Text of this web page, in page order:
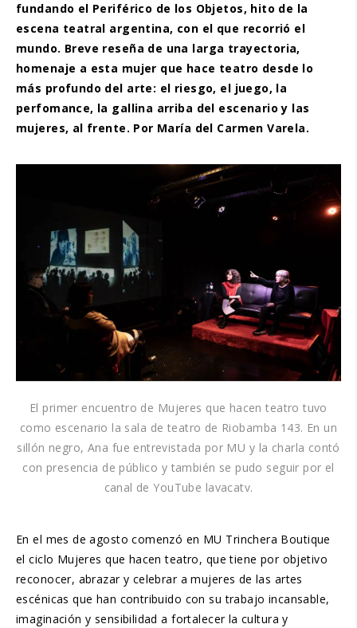
fundando el Periférico de los Objetos, hito de la
escena teatral argentina, con el que recorrió el
mundo. Breve reseña de una larga trayectoria,
homenaje a esta mujer que hace teatro desde lo
más profundo del arte: el riesgo, el juego, la
perfomance, la gallina arriba del escenario y las
mujeres, al frente. Por María del Carmen Varela.
El primer encuentro de Mujeres que hacen teatro tuvo
como escenario la sala de teatro de Riobamba 143. En un
sillón negro, Ana fue entrevistada por MU y la charla contó
con presencia de público y también se pudo seguir por el
canal de YouTube lavacatv.
En el mes de agosto comenzó en MU Trinchera Boutique
el ciclo Mujeres que hacen teatro, que tiene por objetivo
reconocer, abrazar y celebrar a mujeres de las artes
escénicas que han contribuido con su trabajo incansable,
imaginación y sensibilidad a fortalecer la cultura y